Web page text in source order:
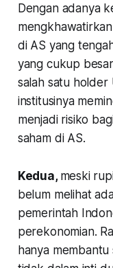
Dengan adanya
di AS yang
yang cukup
salah satu
institusinya
menjadi risiko
saham di AS.
Kedua, meski
belum melihat
pemerintah
perekonomian.
hanya